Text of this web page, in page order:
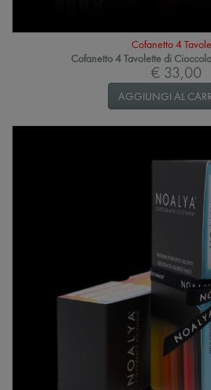
Cofanetto 4
Cofanetto 4 Tavolette di
€ 33,00
AGGIUNGI AL